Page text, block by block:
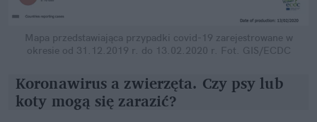
Mapa przedstawiająca przypadki covid-19 zarejestrowane w
okresie od 31.12.2019 r. do 13.02.2020 r. Fot. GIS/ECDC
Koronawirus a zwierzęta. Czy psy lub
koty mogą się zarazić?